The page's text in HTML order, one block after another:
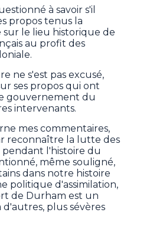
à savoir s'il
propos tenus la
sur le lieu historique de
au profit des
ne s'est pas excusé,
ses propos qui ont
gouvernement du
intervenants.
mes commentaires,
reconnaître la lutte des
l'histoire du
même souligné,
dans notre histoire
politique d'assimilation,
de Durham est un
d'autres, plus sévères